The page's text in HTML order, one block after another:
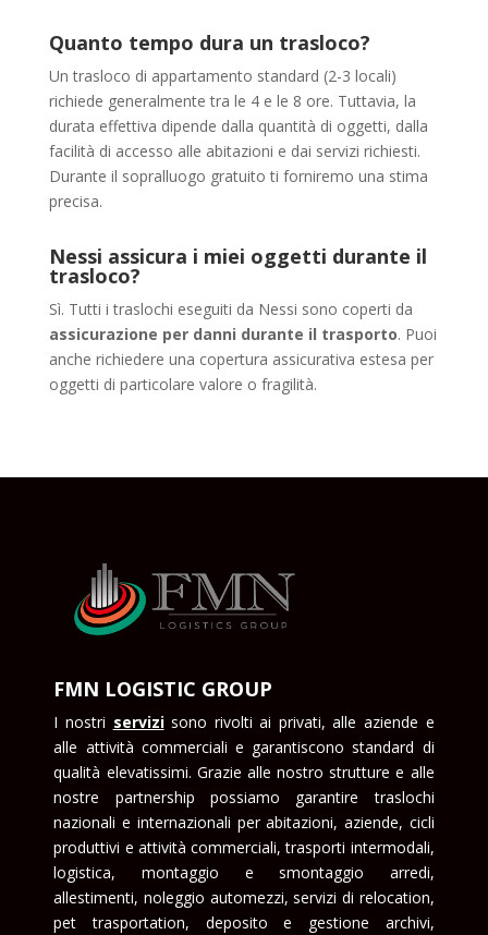
Quanto tempo dura un trasloco?
Un trasloco di appartamento standard (2-3 locali)
richiede generalmente tra le 4 e le 8 ore. Tuttavia, la
durata effettiva dipende dalla quantità di oggetti, dalla
facilità di accesso alle abitazioni e dai servizi richiesti.
Durante il sopralluogo gratuito ti forniremo una stima
precisa.
Nessi assicura i miei oggetti durante il
trasloco?
Sì. Tutti i traslochi eseguiti da Nessi sono coperti da
assicurazione per danni durante il trasporto. Puoi
anche richiedere una copertura assicurativa estesa per
oggetti di particolare valore o fragilità.
FMN LOGISTIC GROUP
I nostri servizisono rivolti ai privati, alle aziende e
alle attività commerciali e garantiscono standard di
qualità elevatissimi. Grazie alle nostro strutture e alle
nostre partnership possiamo garantire traslochi
nazionali e internazionali per abitazioni, aziende, cicli
produttivi e attività commerciali, trasporti intermodali,
logistica, montaggio e smontaggio arredi,
allestimenti, noleggio automezzi, servizi di relocation,
pet trasportation, deposito e gestione archivi,